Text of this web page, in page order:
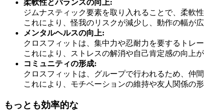
柔軟性とバランスの向上:
ジムナスティック要素を取り入れることで、柔軟
これにより、怪我のリスクが減少し、動作の幅が広
メンタルヘルスの向上:
クロスフィットは、集中力や忍耐力を要するトレー
これにより、ストレスの解消や自己肯定感の向上
コミュニティの形成:
クロスフィットは、グループで行われるため、仲
これにより、モチベーションの維持や友人関係の
もっとも効率的な